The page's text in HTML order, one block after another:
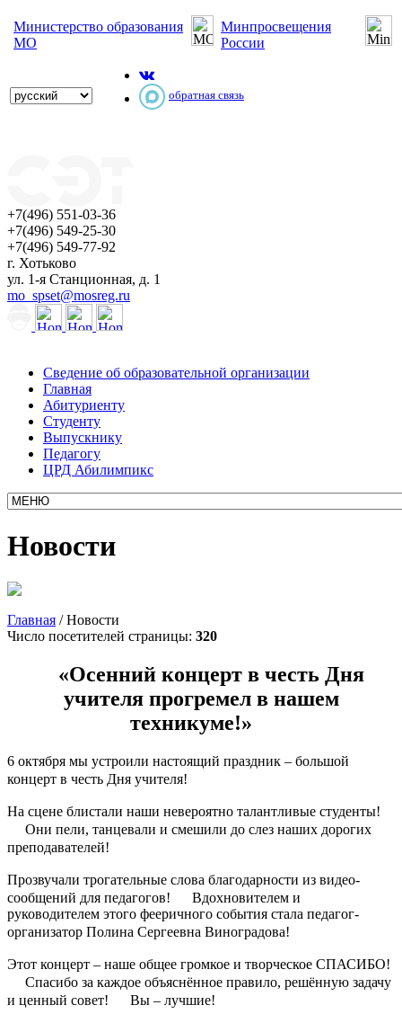
Министерство образования
МО
Минпросвещения
России
обратная связь
+7(496) 551-03-36
+7(496) 549-25-30
+7(496) 549-77-92
г. Хотьково
ул. 1-я Станционная, д. 1
mo_spset@mosreg.ru
Сведение об образовательной организации
Главная
Абитуриенту
Студенту
Выпускнику
Педагогу
ЦРД Абилимпикс
Новости
Главная /Новости
Число посетителей страницы: 320
«Осенний концерт в честь Дня
учителя прогремел в нашем
техникуме!»
6 октября мы устроили настоящий праздник – большой
концерт в честь Дня учителя!
На сцене блистали наши невероятно талантливые студенты!
Они пели, танцевали и смешили до слез наших дорогих
преподавателей!
Прозвучали трогательные слова благодарности из видео-
сообщений для педагогов!
Вдохновителем и
руководителем этого фееричного события стала педагог-
организатор Полина Сергеевна Виноградова!
Этот концерт – наше общее громкое и творческое СПАСИБО!
Спасибо за каждое объяснённое правило, решённую задачу
и ценный совет!
Вы – лучшие!